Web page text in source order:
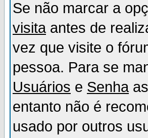
Se não marcar a
visitaantes de
vez que visite o
pessoa. Para se
Usuários e Senha
entanto não é
usado por outros